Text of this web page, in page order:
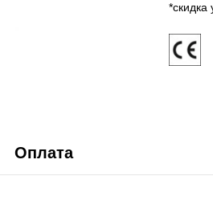
*скидка
Оплата